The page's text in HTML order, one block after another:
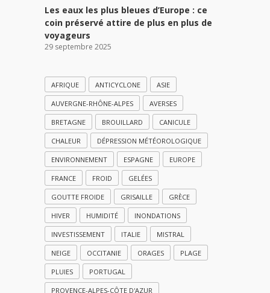
Les eaux les plus bleues d’Europe : ce
coin préservé attire de plus en plus de
voyageurs
29 septembre 2025
AFRIQUE ANTICYCLONE ASIE
AUVERGNE-RHÔNE-ALPES AVERSES
BRETAGNE BROUILLARD CANICULE
CHALEUR DÉPRESSION MÉTÉOROLOGIQUE
ENVIRONNEMENT ESPAGNE EUROPE
FRANCE FROID GELÉES
GOUTTE FROIDE GRISAILLE GRÈCE
HIVER HUMIDITÉ INONDATIONS
INVESTISSEMENT ITALIE MISTRAL
NEIGE OCCITANIE ORAGES PLAGE
PLUIES PORTUGAL
PROVENCE-ALPES-CÔTE D'AZUR